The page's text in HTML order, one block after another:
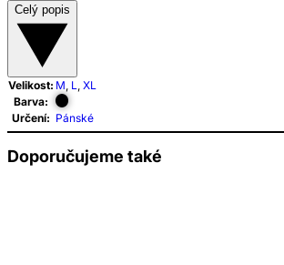
Celý popis
Velikost: M, L, XL
Barva:
Určení: Pánské
Doporučujeme také